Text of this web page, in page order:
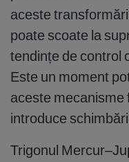
aceste
poate scoate la
tendințe de control
Este un moment
aceste mecanisme
introduce
Trigonul